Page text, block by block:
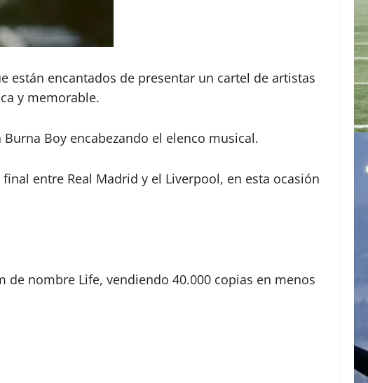
están encantados de presentar un cartel de artistas
y memorable.
Boy encabezando el elenco musical.
entre Real Madrid y el Liverpool, en esta ocasión
nombre Life, vendiendo 40.000 copias en menos